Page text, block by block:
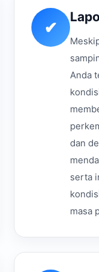
✔
Anda
dan
serta
masa